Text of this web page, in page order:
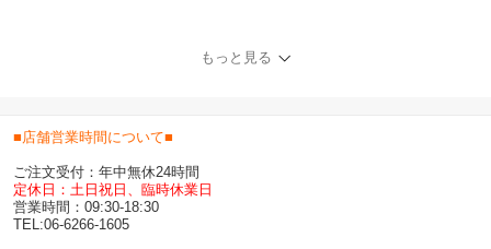
サージカルステンレス シ
ルバー色 ゴールド 片耳
金色 キャッチ式 金属ア
レルギー対応
もっと見る
■店舗営業時間について■
ご注文受付：年中無休24時間
定休日：土日祝日、臨時休業日
営業時間：09:30-18:30
TEL:06-6266-1605